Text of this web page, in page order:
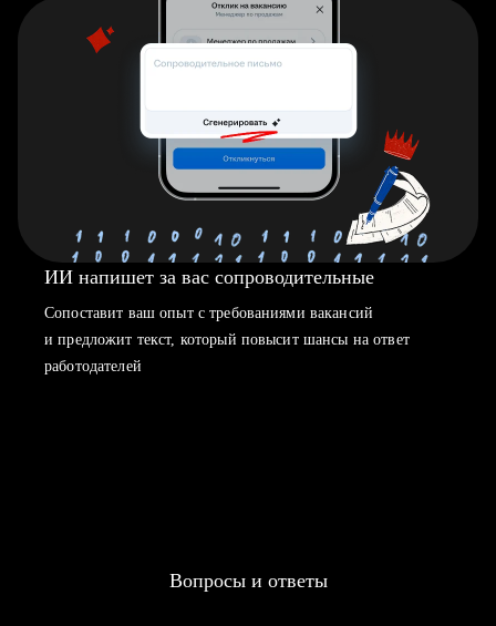
ИИ напишет за вас сопроводительные
Сопоставит ваш опыт с требованиями вакансий
и предложит текст, который повысит шансы на ответ
работодателей
Вопросы и ответы